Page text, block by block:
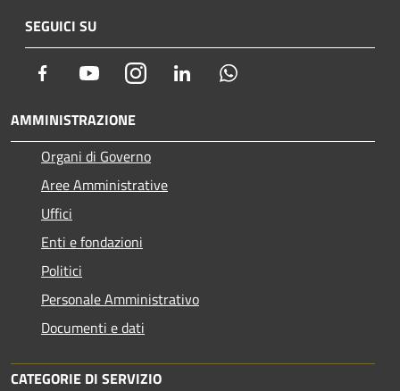
SEGUICI SU
Facebook YoutubeInstagram LinkedIn
AMMINISTRAZIONE
Organi di Governo
Aree Amministrative
Uffici
Enti e fondazioni
Politici
Personale Amministrativo
Documenti e dati
CATEGORIE DI SERVIZIO